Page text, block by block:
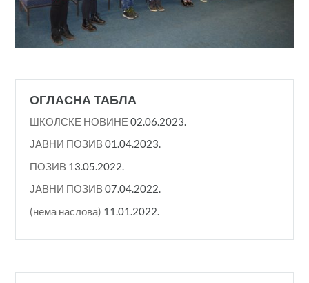
ОГЛАСНА ТАБЛА
ШКОЛСКЕ НОВИНЕ 02.06.2023.
ЈАВНИ ПОЗИВ 01.04.2023.
ПОЗИВ 13.05.2022.
ЈАВНИ ПОЗИВ 07.04.2022.
(нема наслова) 11.01.2022.